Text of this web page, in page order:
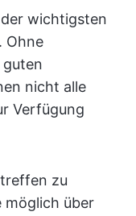
wichtigsten
Ohne
guten
nicht alle
Verfügung
zu
möglich über